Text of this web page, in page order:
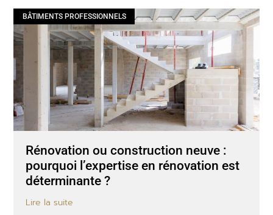
BÂTIMENTS PROFESSIONNELS
Rénovation ou construction neuve :
pourquoi l’expertise en rénovation est
déterminante ?
Lire la suite